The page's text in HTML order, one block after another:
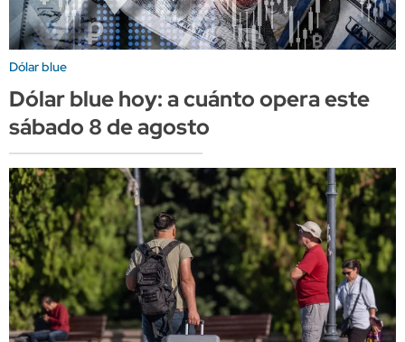
Dólar blue
Dólar blue hoy: a cuánto opera este
sábado 8 de agosto